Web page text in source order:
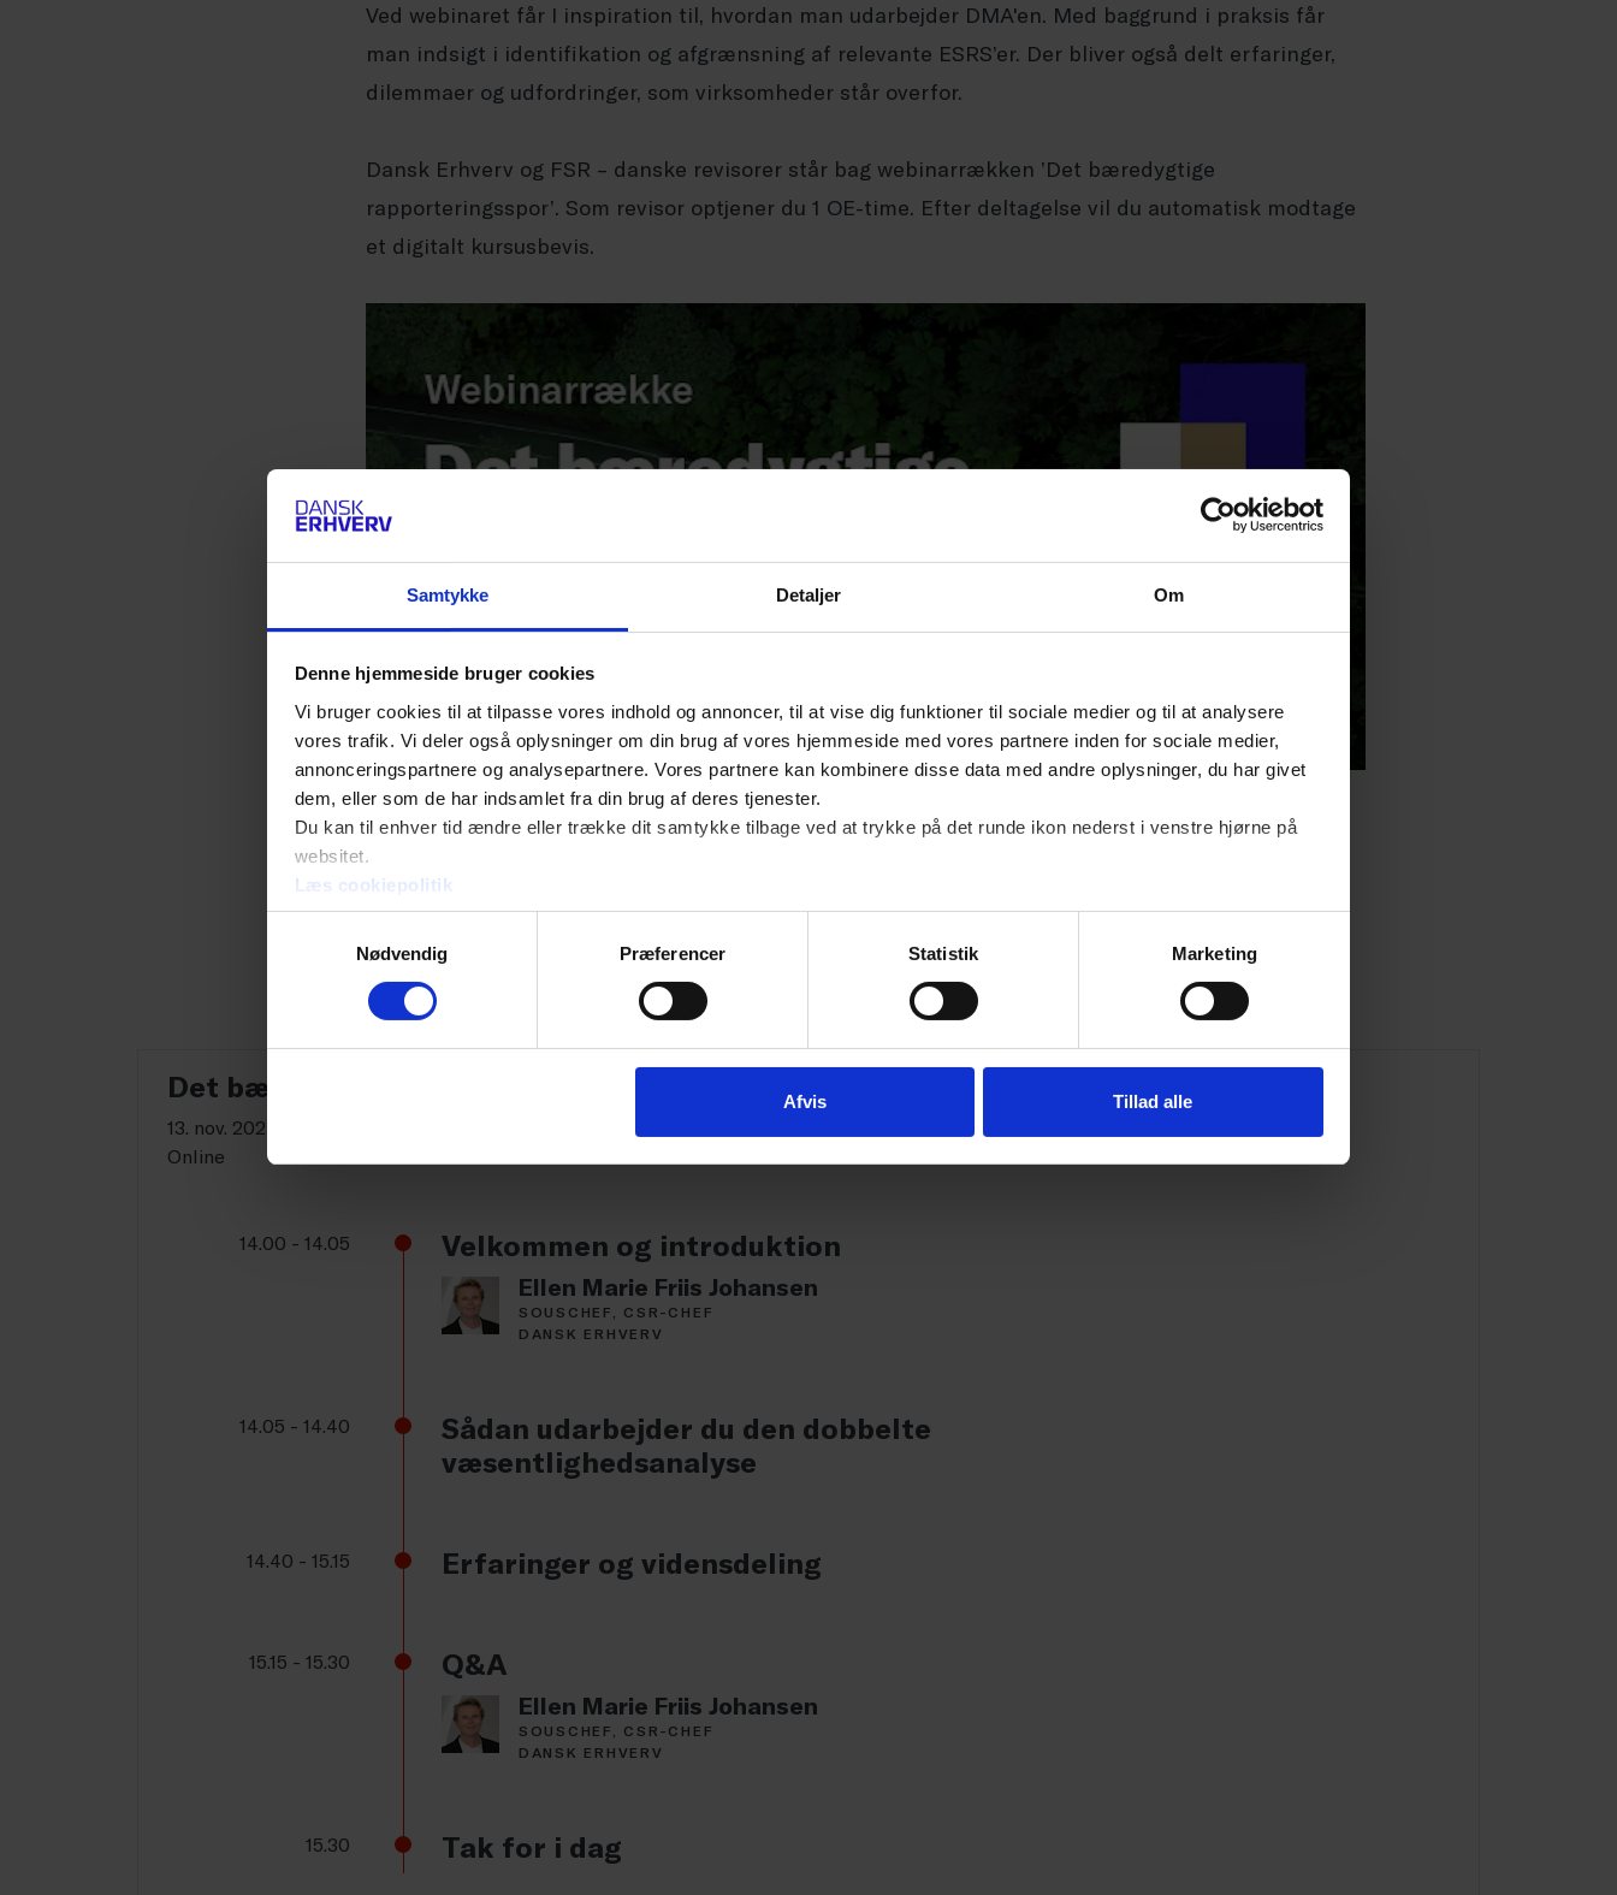
Samtykke Detaljer Om
Denne hjemmeside bruger cookies
Vi bruger cookies til at tilpasse vores indhold og annoncer, til at vise dig funktioner til sociale medier og til at analysere
vores trafik. Vi deler også oplysninger om din brug af vores hjemmeside med vores partnere inden for sociale medier,
annonceringspartnere og analysepartnere. Vores partnere kan kombinere disse data med andre oplysninger, du har givet
dem, eller som de har indsamlet fra din brug af deres tjenester.
Du kan til enhver tid ændre eller trække dit samtykke tilbage ved at trykke på det runde ikon nederst i venstre hjørne på
websitet.
Læs cookiepolitik
Nødvendig
Præferencer Statistik Marketing
Afvis Tillad alle
Ved webinaret får I inspiration til, hvordan man udarbejder DMA'en. Med baggrund i praksis får
man indsigt i identifikation og afgrænsning af relevante ESRS’er. Der bliver også delt erfaringer,
dilemmaer og udfordringer, som virksomheder står overfor.
Dansk Erhverv og FSR – danske revisorer står bag webinarrækken ’Det bæredygtige
rapporteringsspor’. Som revisor optjener du 1 OE-time. Efter deltagelse vil du automatisk modtage
et digitalt kursusbevis.
WEBINARRÆKKEN AFHOLDES I SAMARBEJDE MED
Det bæredygtige rapporteringsspor: Den dobbelte væsentlighedsanalyse
13. nov. 2024 kl. 14.00-15.30
Online
14.00 - 14.05 Velkommen og introduktion
Ellen Marie Friis Johansen
SOUSCHEF, CSR-CHEF
DANSK ERHVERV
14.05 - 14.40
Sådan udarbejder du den dobbelte
væsentlighedsanalyse
14.40 - 15.15 Erfaringer og vidensdeling
15.15 - 15.30 Q&A
Ellen Marie Friis Johansen
SOUSCHEF, CSR-CHEF
DANSK ERHVERV
15.30 Tak for i dag